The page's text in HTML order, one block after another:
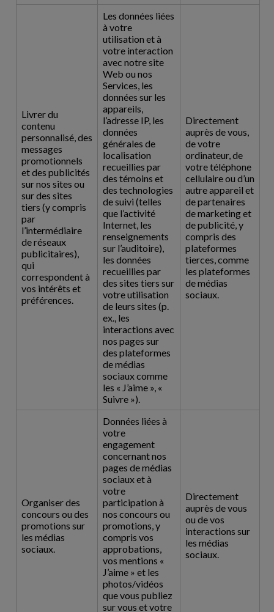
Livrer du
contenu
personnalisé, des
messages
promotionnels
et des publicités
sur nos sites ou
sur des sites
tiers (y compris
par
l’intermédiaire
de réseaux
publicitaires),
qui
correspondent à
vos intérêts et
préférences.
Les données liées
à votre
utilisation et à
votre interaction
avec notre site
Web ou nos
Services, les
données sur les
appareils,
l’adresse IP, les
données
générales de
localisation
recueillies par
des témoins et
des technologies
de suivi (telles
que l’activité
Internet, les
renseignements
sur l’auditoire),
les données
recueillies par
des sites tiers sur
votre utilisation
de leurs sites (p.
ex., les
interactions avec
nos pages sur
des plateformes
de médias
sociaux comme
les « J’aime », «
Suivre »).
Directement
auprès de vous,
de votre
ordinateur, de
votre téléphone
cellulaire ou d’un
autre appareil et
de partenaires
de marketing et
de publicité, y
compris des
plateformes
tierces, comme
les plateformes
de médias
sociaux.
Organiser des
concours ou des
promotions sur
les médias
sociaux.
Données liées à
votre
engagement
concernant nos
pages de médias
sociaux et à
votre
participation à
nos concours ou
promotions, y
compris vos
approbations,
vos mentions «
J’aime » et les
photos/vidéos
que vous publiez
sur vous et votre
Directement
auprès de vous
ou de vos
interactions sur
les médias
sociaux.